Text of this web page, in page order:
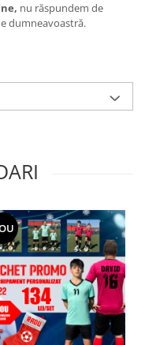
nu răspundem de
dumneavoastră.